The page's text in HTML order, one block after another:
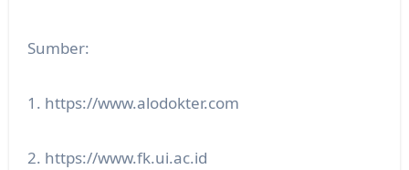
Sumber:
1. https://www.alodokter.com
2. https://www.fk.ui.ac.id